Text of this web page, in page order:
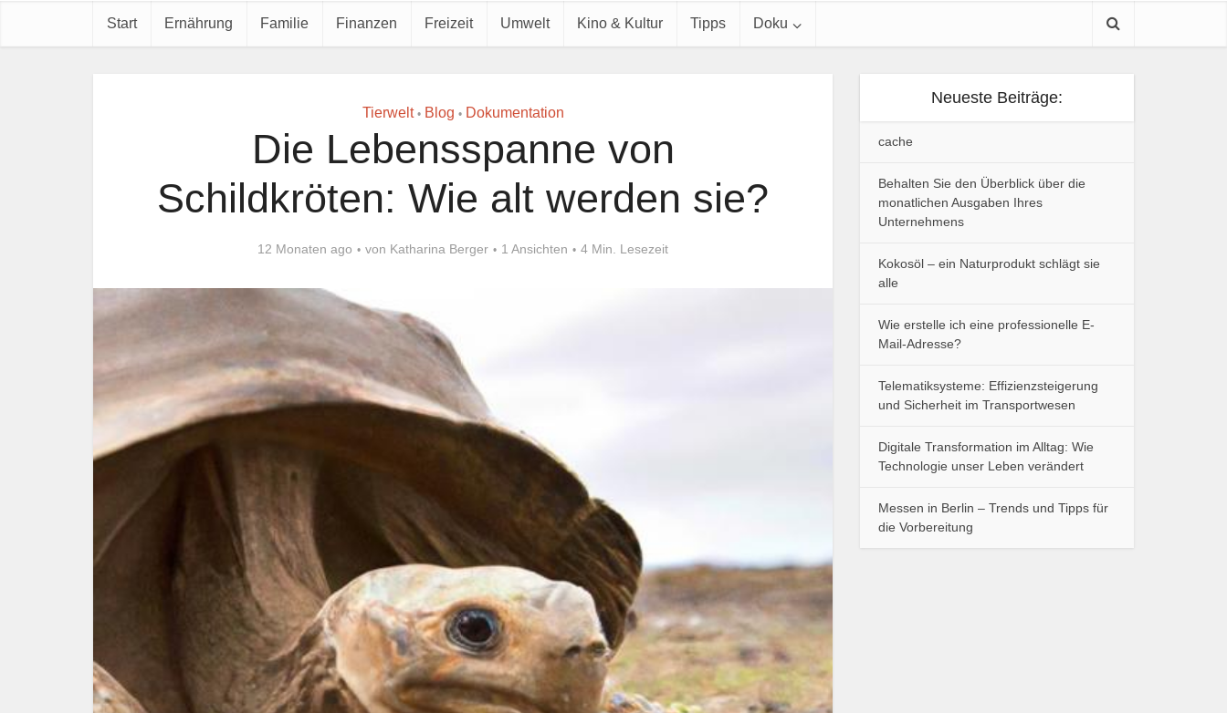
Start Ernährung Familie Finanzen Freizeit Umwelt Kino & Kultur Tipps Doku
Tierwelt • Blog • Dokumentation
Die Lebensspanne von
Schildkröten: Wie alt werden sie?
12 Monaten ago von Katharina Berger 1 Ansichten 4 Min. Lesezeit
Neueste Beiträge:
cache
Behalten Sie den Überblick über die
monatlichen Ausgaben Ihres
Unternehmens
Kokosöl – ein Naturprodukt schlägt sie
alle
Wie erstelle ich eine professionelle E-
Mail-Adresse?
Telematiksysteme: Effizienzsteigerung
und Sicherheit im Transportwesen
Digitale Transformation im Alltag: Wie
Technologie unser Leben verändert
Messen in Berlin – Trends und Tipps für
die Vorbereitung